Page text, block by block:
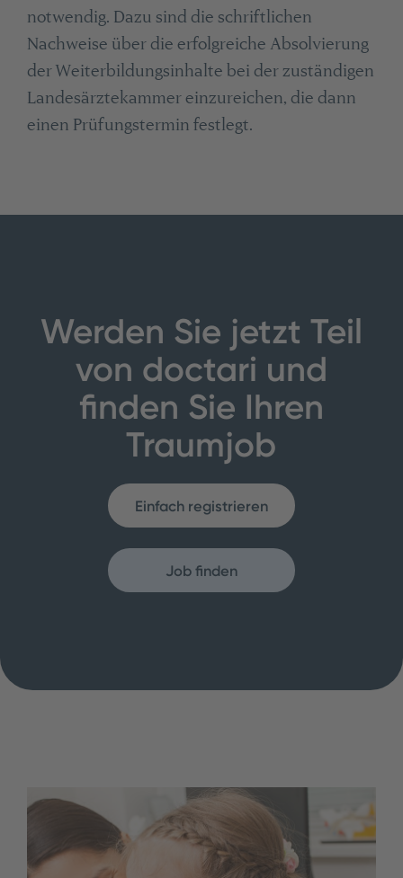
notwendig. Dazu sind die schriftlichen
Nachweise über die erfolgreiche Absolvierung
der Weiterbildungsinhalte bei der zuständigen
Landesärztekammer einzureichen, die dann
einen Prüfungstermin festlegt.
Werden Sie jetzt Teil
von doctari und
finden Sie Ihren
Traumjob
Einfach registrieren
Job finden